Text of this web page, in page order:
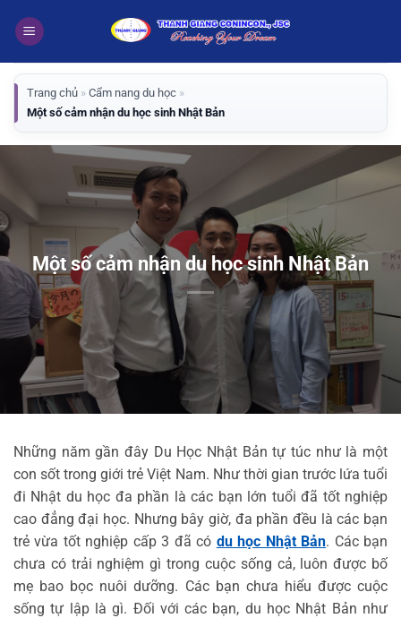
qua
dung
Trang chủ » Cẩm nang du học »
Một số cảm nhận du học sinh Nhật Bản
Một số cảm nhận du học sinh Nhật Bản
Những năm gần đây Du Học Nhật Bản tự túc như là một
con sốt trong giới trẻ Việt Nam. Như thời gian trước lứa tuổi
đi Nhật du học đa phần là các bạn lớn tuổi đã tốt nghiệp
cao đẳng đại học. Nhưng bây giờ, đa phần đều là các bạn
trẻ vừa tốt nghiệp cấp 3 đã có du học Nhật Bản. Các bạn
chưa có trải nghiệm gì trong cuộc sống cả, luôn được bố
mẹ bao bọc nuôi dưỡng. Các bạn chưa hiểu được cuộc
sống tự lập là gì. Đối với các bạn, du học Nhật Bản như